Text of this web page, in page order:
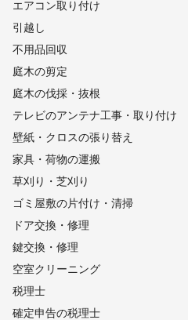
エアコン取り付け
引越し
不用品回収
庭木の剪定
庭木の伐採・抜根
テレビのアンテナ工事・取り付け
壁紙・クロスの張り替え
家具・荷物の運搬
草刈り・芝刈り
ゴミ屋敷の片付け・清掃
ドア交換・修理
鍵交換・修理
空室クリーニング
税理士
確定申告の税理士